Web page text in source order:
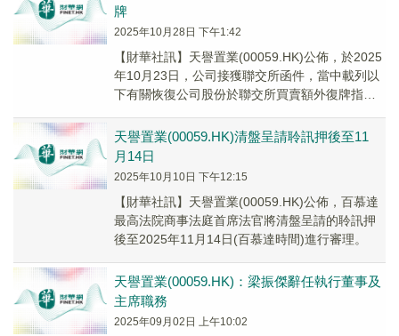
牌
2025年10月28日 下午1:42
【財華社訊】天譽置業(00059.HK)公佈，於2025
年10月23日，公司接獲聯交所函件，當中載列以
下有關恢復公司股份於聯交所買賣額外復牌指
天譽置業(00059.HK)清盤呈請聆訊押後至11
月14日
2025年10月10日 下午12:15
【財華社訊】天譽置業(00059.HK)公佈，百慕達
最高法院商事法庭首席法官將清盤呈請的聆訊押
後至2025年11月14日(百慕達時間)進行審理。
天譽置業(00059.HK)：梁振傑辭任執行董事及
主席職務
2025年09月02日 上午10:02